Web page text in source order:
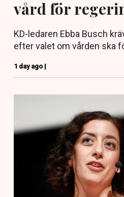
vård för
KD-ledaren Ebba Busch
efter valet om vården ska
1 day ago |